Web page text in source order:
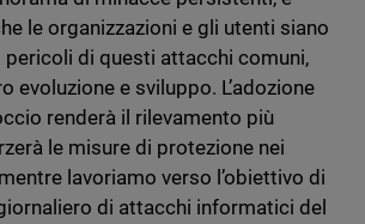
le organizzazioni e gli utenti siano
pericoli di questi attacchi comuni,
evoluzione e sviluppo. L’adozione
renderà il rilevamento più
le misure di protezione nei
lavoriamo verso l’obiettivo di
di attacchi informatici del